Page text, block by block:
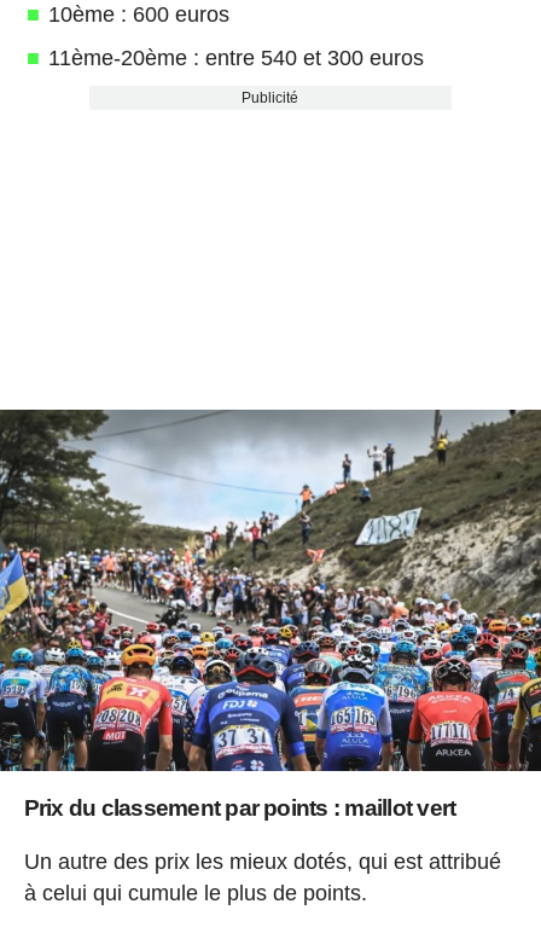
10ème : 600 euros
11ème-20ème : entre 540 et 300 euros
Publicité
Prix du classement par points : maillot vert
Un autre des prix les mieux dotés, qui est attribué
à celui qui cumule le plus de points.